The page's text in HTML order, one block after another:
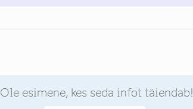
Ole esimene, kes seda infot täiendab!